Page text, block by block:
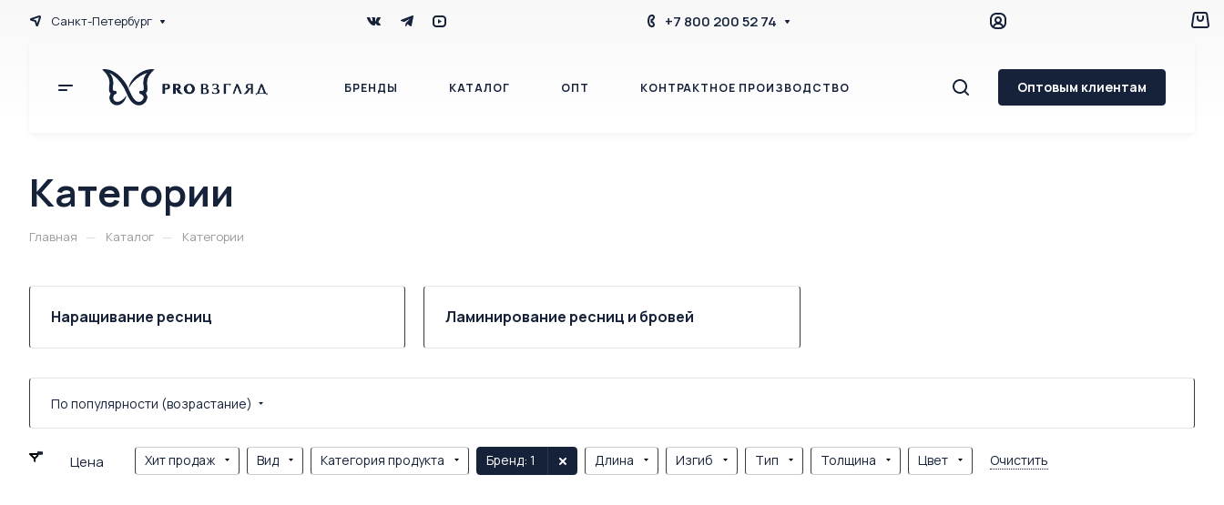
Санкт-Петербург +7 800 200 52 74
БРЕНДЫ КАТАЛОГ ОПТ КОНТРАКТНОЕ ПРОИЗВОДСТВО Оптовым клиентам
Категории
Главная — Каталог — Категории
Наращивание ресниц Ламинирование ресниц и бровей
По популярности (возрастание)
Цена Хит продаж Вид Категория продукта Бренд: 1 Длина Изгиб Тип Толщина Цвет Очистить